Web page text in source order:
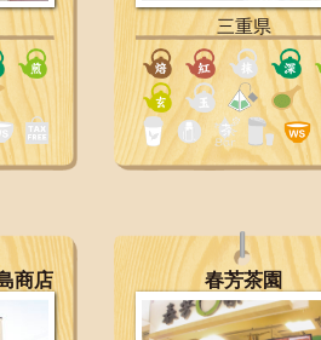
三重県
商店 春芳茶園